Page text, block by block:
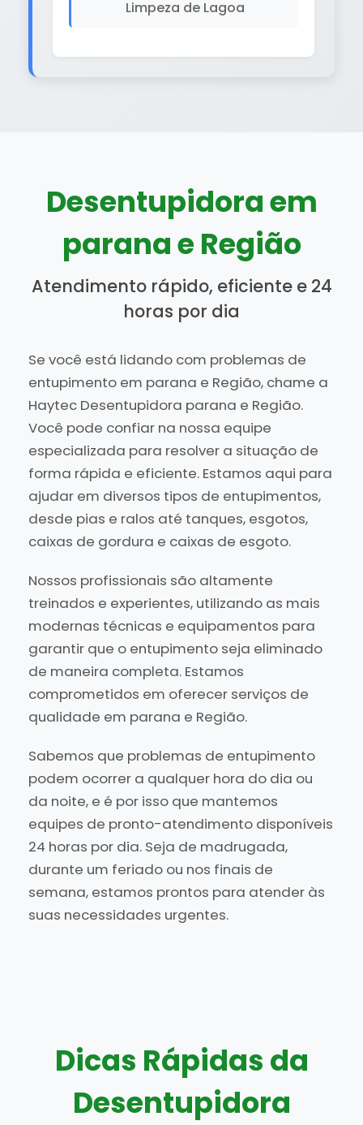
Limpeza de Lagoa
Desentupidora em
parana e Região
Atendimento rápido, eficiente e 24
horas por dia
Se você está lidando com problemas de
entupimento em parana e Região, chame a
Haytec Desentupidora parana e Região.
Você pode confiar na nossa equipe
especializada para resolver a situação de
forma rápida e eficiente. Estamos aqui para
ajudar em diversos tipos de entupimentos,
desde pias e ralos até tanques, esgotos,
caixas de gordura e caixas de esgoto.
Nossos profissionais são altamente
treinados e experientes, utilizando as mais
modernas técnicas e equipamentos para
garantir que o entupimento seja eliminado
de maneira completa. Estamos
comprometidos em oferecer serviços de
qualidade em parana e Região.
Sabemos que problemas de entupimento
podem ocorrer a qualquer hora do dia ou
da noite, e é por isso que mantemos
equipes de pronto-atendimento disponíveis
24 horas por dia. Seja de madrugada,
durante um feriado ou nos finais de
semana, estamos prontos para atender às
suas necessidades urgentes.
Dicas Rápidas da
Desentupidora